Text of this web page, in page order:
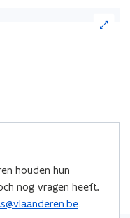
houden hun
nog vragen heeft,
.